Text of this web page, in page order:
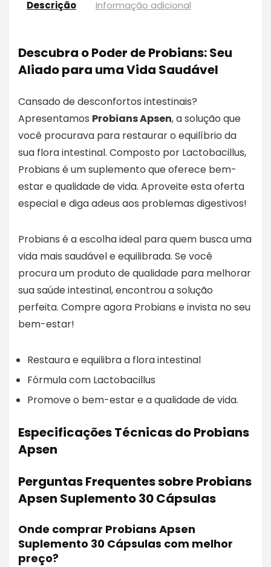
Descrição Informação adicional
Descubra o Poder de Probians: Seu
Aliado para uma Vida Saudável
Cansado de desconfortos intestinais?
Apresentamos Probians Apsen, a solução que
você procurava para restaurar o equilíbrio da
sua flora intestinal. Composto por Lactobacillus,
Probians é um suplemento que oferece bem-
estar e qualidade de vida. Aproveite esta oferta
especial e diga adeus aos problemas digestivos!
Probians é a escolha ideal para quem busca uma
vida mais saudável e equilibrada. Se você
procura um produto de qualidade para melhorar
sua saúde intestinal, encontrou a solução
perfeita. Compre agora Probians e invista no seu
bem-estar!
Restaura e equilibra a flora intestinal
Fórmula com Lactobacillus
Promove o bem-estar e a qualidade de vida.
Especificações Técnicas do Probians
Apsen
Perguntas Frequentes sobre Probians
Apsen Suplemento 30 Cápsulas
Onde comprar Probians Apsen
Suplemento 30 Cápsulas com melhor
preço?